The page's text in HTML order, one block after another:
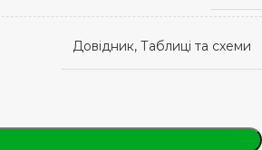
Довідник, Таблиці та схеми